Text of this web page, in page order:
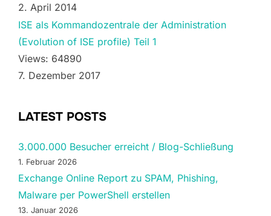
2. April 2014
ISE als Kommandozentrale der Administration
(Evolution of ISE profile) Teil 1
Views: 64890
7. Dezember 2017
LATEST POSTS
3.000.000 Besucher erreicht / Blog-Schließung
1. Februar 2026
Exchange Online Report zu SPAM, Phishing,
Malware per PowerShell erstellen
13. Januar 2026